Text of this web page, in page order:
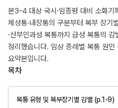
본3–4 대상 국시·임종평 대비 소화기
체성통·내장통의 구분부터 복부 장기
·산부인과성 복통까지 급성 복통의
정리했습니다. 임상 증례별 복통 원인
요약본입니다.
목차
복통 유형 및 복부장기별 감별 (p.1-9)